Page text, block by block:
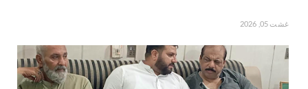
غشت 05, 2026